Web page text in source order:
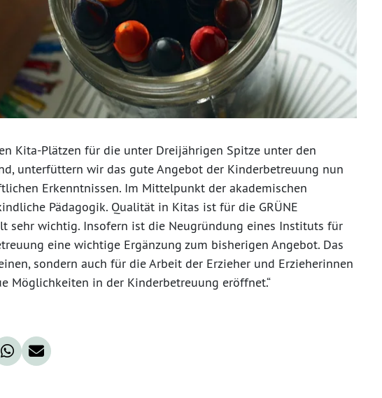
Kita-Plätzen für die unter Dreijährigen Spitze unter den
unterfüttern wir das gute Angebot der Kinderbetreuung nun
Erkenntnissen. Im Mittelpunkt der akademischen
Pädagogik. Qualität in Kitas ist für die GRÜNE
sehr wichtig. Insofern ist die Neugründung eines Instituts für
eine wichtige Ergänzung zum bisherigen Angebot. Das
sondern auch für die Arbeit der Erzieher und Erzieherinnen
Möglichkeiten in der Kinderbetreuung eröffnet.“